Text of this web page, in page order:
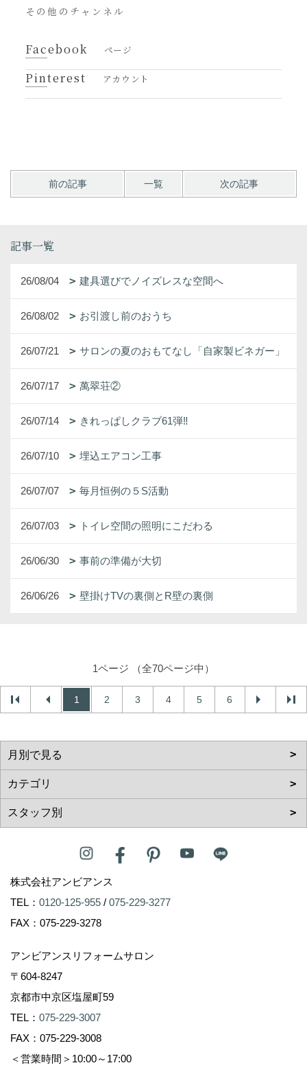
その他のチャンネル
Facebook ページ
Pinterest アカウント
前の記事 一覧 次の記事
記事一覧
26/08/04 建具選びでノイズレスな空間へ
26/08/02 お引渡し前のおうち
26/07/21 サロンの夏のおもてなし「自家製ビネガー」
26/07/17 萬翠荘②
26/07/14 きれっぱしクラブ61弾‼
26/07/10 埋込エアコン工事
26/07/07 毎月恒例の５S活動
26/07/03 トイレ空間の照明にこだわる
26/06/30 事前の準備が大切
26/06/26 壁掛けTVの裏側とR壁の裏側
1ページ （全70ページ中）
1 2 3 4 5 6
株式会社アンビアンス
TEL： 0120-125-955 / 075-229-3277
FAX：075-229-3278
アンビアンスリフォームサロン
〒604-8247
京都市中京区塩屋町59
TEL： 075-229-3007
FAX：075-229-3008
＜営業時間＞10:00～17:00